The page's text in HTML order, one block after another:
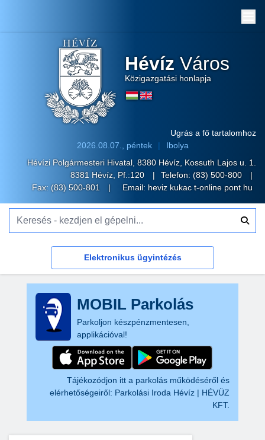
Hévíz Város
Közigazgatási honlapja
Ugrás a fő tartalomhoz
2026.08.07., péntek
Ibolya
Hévízi Polgármesteri Hivatal, 8380 Hévíz, Kossuth Lajos u. 1.
8381 Hévíz, Pf.:120
Telefon: (83) 500-800
Fax: (83) 500-801
Email: heviz kukac t-online pont hu
Elektronikus ügyintézés
MOBIL Parkolás
Parkoljon készpénzmentesen,
applikációval!
Tájékozódjon itt a parkolás működéséről és
elérhetőségeiről: Parkolási Iroda Hévíz | HÉVÜZ
KFT.